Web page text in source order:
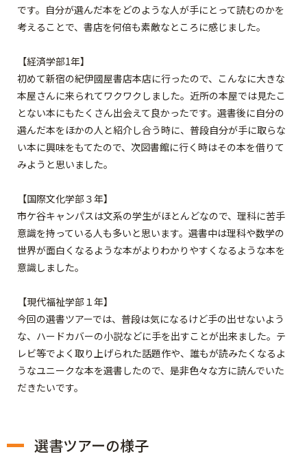
です。自分が選んだ本をどのような人が手にとって読むのかを
考えることで、書店を何倍も素敵なところに感じました。
【経済学部1年】
初めて新宿の紀伊國屋書店本店に行ったので、こんなに大きな
本屋さんに来られてワクワクしました。近所の本屋では見たこ
とない本にもたくさん出会えて良かったです。選書後に自分の
選んだ本をほかの人と紹介し合う時に、普段自分が手に取らな
い本に興味をもてたので、次図書館に行く時はその本を借りて
みようと思いました。
【国際文化学部３年】
市ケ谷キャンパスは文系の学生がほとんどなので、理科に苦手
意識を持っている人も多いと思います。選書中は理科や数学の
世界が面白くなるような本がよりわかりやすくなるような本を
意識しました。
【現代福祉学部１年】
今回の選書ツアーでは、普段は気になるけど手の出せないよう
な、ハードカバーの小説などに手を出すことが出来ました。テ
レビ等でよく取り上げられた話題作や、誰もが読みたくなるよ
うなユニークな本を選書したので、是非色々な方に読んでいた
だきたいです。
選書ツアーの様子